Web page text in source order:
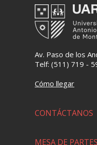
Av. Paso de los
Telf: (511) 719 -
Cómo llegar
CONTÁCTANOS
MESA DE PARTES